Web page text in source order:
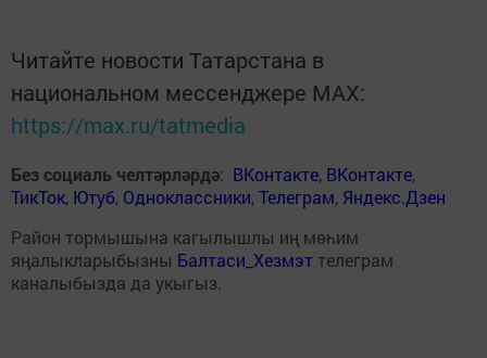
Читайте новости Татарстана в
национальном мессенджере MАХ:
https://max.ru/tatmedia
Без социаль челтәрләрдә: ВКонтакте, ВКонтакте,
ТикТок, Ютуб, Одноклассники,Телеграм, Яндекс.Дзен
Район тормышына кагылышлы иң мөһим
яңалыкларыбызны Балтаси_Хезмэт телеграм
каналыбызда да укыгыз.